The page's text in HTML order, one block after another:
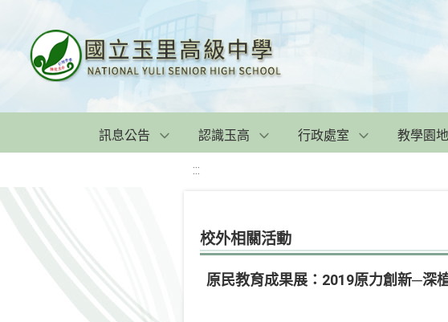
訊息公告 認識玉高 行政處室 教學園地
:::
校外相關活動
原民教育成果展：2019原力創新─深